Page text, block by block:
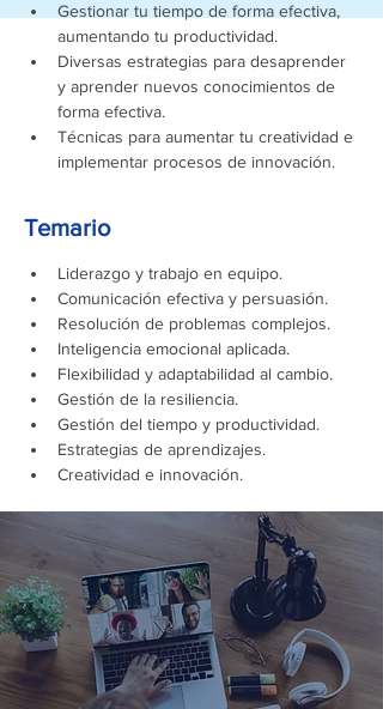
Gestionar tu tiempo de forma efectiva,
aumentando tu productividad.
Diversas estrategias para desaprender
y aprender nuevos conocimientos de
forma efectiva.
Técnicas para aumentar tu creatividad e
implementar procesos de innovación.
Temario
Liderazgo y trabajo en equipo.
Comunicación efectiva y persuasión.
Resolución de problemas complejos.
Inteligencia emocional aplicada.
Flexibilidad y adaptabilidad al cambio.
Gestión de la resiliencia.
Gestión del tiempo y productividad.
Estrategias de aprendizajes.
Creatividad e innovación.